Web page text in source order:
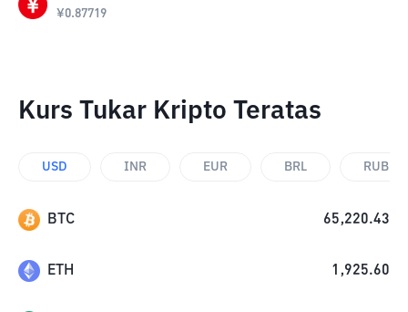
¥0.87719
Kurs Tukar Kripto Teratas
USD INR EUR BRL RUB
BTC 65,220.43
ETH 1,925.60